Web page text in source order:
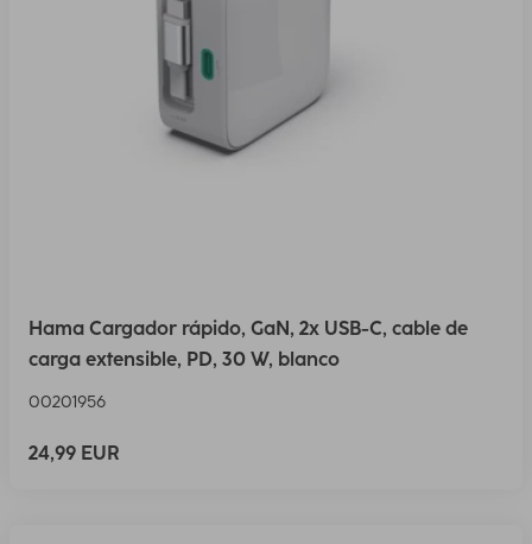
Hama Cargador rápido, GaN, 2x USB-C, cable de
carga extensible, PD, 30 W, blanco
00201956
24,99 EUR